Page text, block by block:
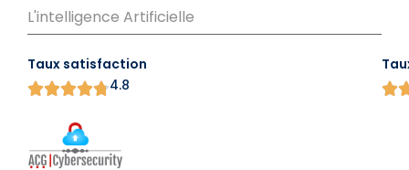
L'intelligence Artificielle
Taux satisfaction
4.8